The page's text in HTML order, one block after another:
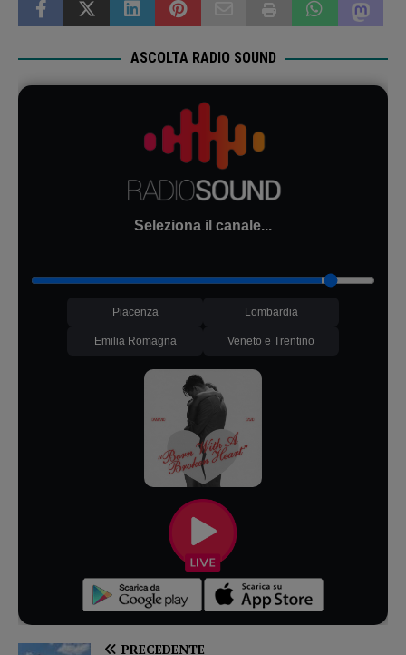
ASCOLTA RADIO SOUND
Seleziona il canale...
Piacenza Lombardia
Emilia Romagna Veneto e Trentino
PRECEDENTE